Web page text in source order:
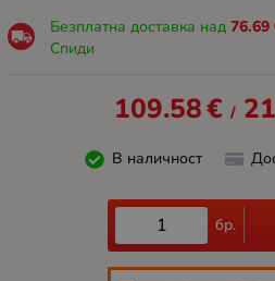
Безплатна доставка над 76.69
Спиди
109.58€ /
В наличност
бр.